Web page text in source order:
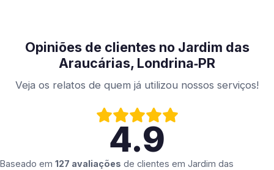
Opiniões de clientes no Jardim das
Araucárias, Londrina‑PR
Veja os relatos de quem já utilizou nossos serviços!
4.9
Baseado em 127 avaliações de clientes em Jardim das